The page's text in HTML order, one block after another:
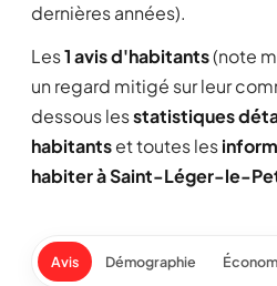
dernières années).
Les1 avis d'habitants(note
un regard mitigé sur leur
dessous lesstatistiques
habitantset toutes les
habiter à Saint-Léger-le-
Avis Démographie